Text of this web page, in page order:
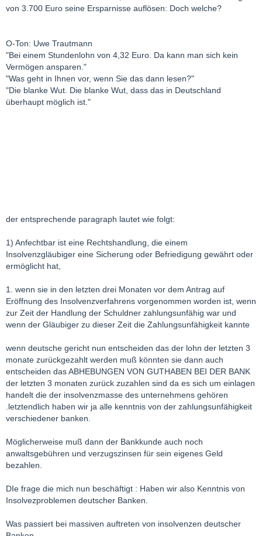
von 3.700 Euro seine Ersparnisse auflösen: Doch welche?
O-Ton: Uwe Trautmann
"Bei einem Stundenlohn von 4,32 Euro. Da kann man sich kein
Vermögen ansparen."
"Was geht in Ihnen vor, wenn Sie das dann lesen?"
"Die blanke Wut. Die blanke Wut, dass das in Deutschland
überhaupt möglich ist."
der entsprechende paragraph lautet wie folgt:
1) Anfechtbar ist eine Rechtshandlung, die einem
Insolvenzgläubiger eine Sicherung oder Befriedigung gewährt oder
ermöglicht hat,
1. wenn sie in den letzten drei Monaten vor dem Antrag auf
Eröffnung des Insolvenzverfahrens vorgenommen worden ist, wenn
zur Zeit der Handlung der Schuldner zahlungsunfähig war und
wenn der Gläubiger zu dieser Zeit die Zahlungsunfähigkeit kannte
wenn deutsche gericht nun entscheiden das der lohn der letzten 3
monate zurückgezahlt werden muß könnten sie dann auch
entscheiden das ABHEBUNGEN VON GUTHABEN BEI DER BANK
der letzten 3 monaten zurück zuzahlen sind da es sich um einlagen
handelt die der insolvenzmasse des unternehmens gehören
.letztendlich haben wir ja alle kenntnis von der zahlungsunfähigkeit
verschiedener banken.
Möglicherweise muß dann der Bankkunde auch noch
anwaltsgebühren und verzugszinsen für sein eigenes Geld
bezahlen.
DIe frage die mich nun beschäftigt : Haben wir also Kenntnis von
Insolvezproblemen deutscher Banken.
Was passiert bei massiven auftreten von insolvenzen deutscher